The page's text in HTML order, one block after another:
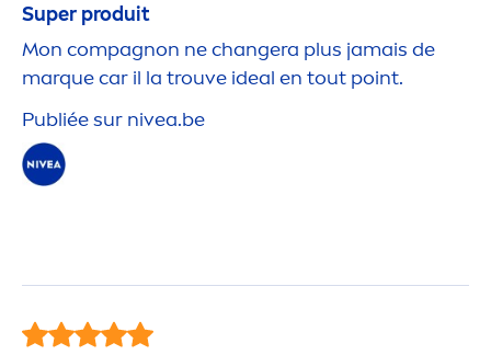
Super produit
Mon compagnon ne changera plus jamais de
marque car il la trouve ideal en tout point.
Publiée sur nivea.be